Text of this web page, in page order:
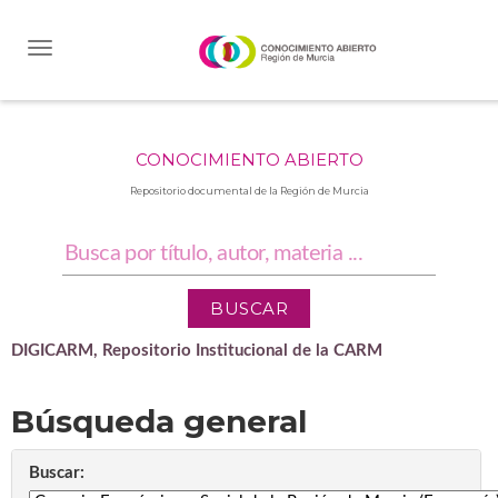
CONOCIMIENTO ABIERTO
Repositorio documental de la Región de Murcia
DIGICARM, Repositorio Institucional de la CARM
Búsqueda general
Buscar: